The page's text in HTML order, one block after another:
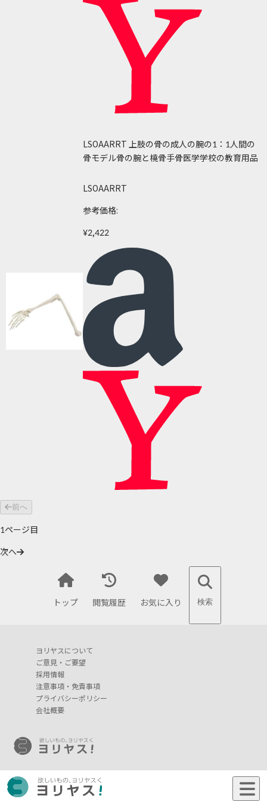
LSOAARRT 上肢の骨の成人の腕の1：1人間の
骨モデル骨の腕と橈骨手骨医学学校の教育用品
LSOAARRT
参考価格:
¥2,422
前へ
1ページ目
次へ
トップ 閲覧履歴 お気に入り 検索
ヨリヤスについて
ご意見・ご要望
採用情報
注意事項・免責事項
プライバシーポリシー
会社概要